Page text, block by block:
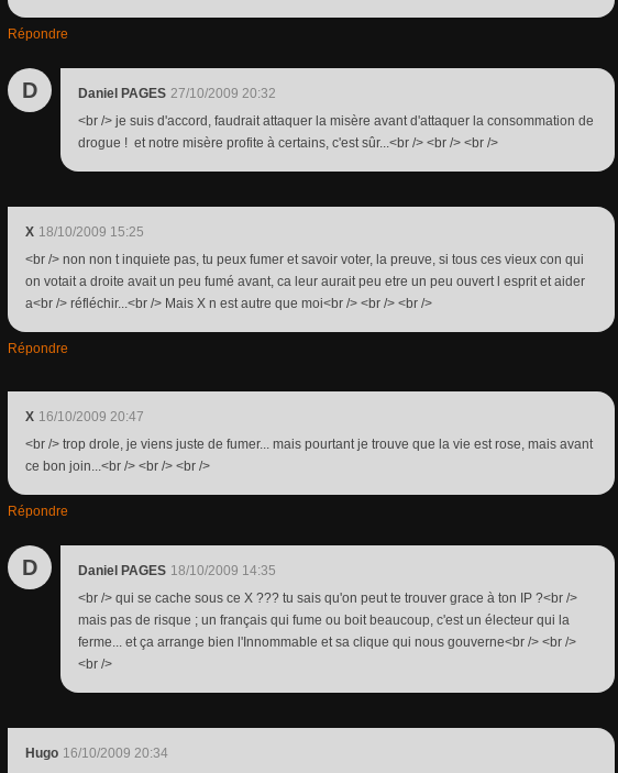
Répondre
D Daniel PAGES 27/10/2009 20:32
<br /> je suis d'accord, faudrait attaquer la misère avant d'attaquer la consommation de
drogue ! et notre misère profite à certains, c'est sûr...<br /> <br /> <br />
X 18/10/2009 15:25
<br /> non non t inquiete pas, tu peux fumer et savoir voter, la preuve, si tous ces vieux con qui
on votait a droite avait un peu fumé avant, ca leur aurait peu etre un peu ouvert l esprit et aider
a<br /> réfléchir...<br /> Mais X n est autre que moi<br /> <br /> <br />
Répondre
X 16/10/2009 20:47
<br /> trop drole, je viens juste de fumer... mais pourtant je trouve que la vie est rose, mais avant
ce bon join...<br /> <br /> <br />
Répondre
D Daniel PAGES 18/10/2009 14:35
<br /> qui se cache sous ce X ??? tu sais qu'on peut te trouver grace à ton IP ?<br />
mais pas de risque ; un français qui fume ou boit beaucoup, c'est un électeur qui la
ferme... et ça arrange bien l'Innommable et sa clique qui nous gouverne<br /> <br />
<br />
Hugo 16/10/2009 20:34